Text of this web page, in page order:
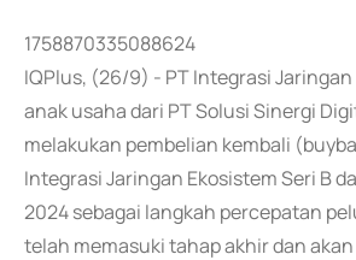
1758870335088624
IQPlus, (26/9) - PT Integrasi Jaringan
anak usaha dari PT Solusi Sinergi
melakukan pembelian kembali
Integrasi Jaringan Ekosistem Seri B
2024 sebagai langkah percepatan
telah memasuki tahap akhir dan